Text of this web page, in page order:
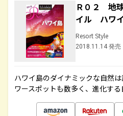
Ｒ０２ 地
イル ハワ
Resort Style
2018.11.14 発売
ハワイ島のダイナミックな自然
ワースポットも数多く、進化す